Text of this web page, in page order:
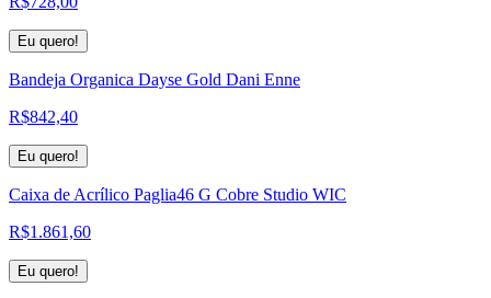
Eu quero!
Bandeja Organica Dayse Gold Dani Enne
R$842,40
Eu quero!
Caixa de Acrílico Paglia46 G Cobre Studio WIC
R$1.861,60
Eu quero!